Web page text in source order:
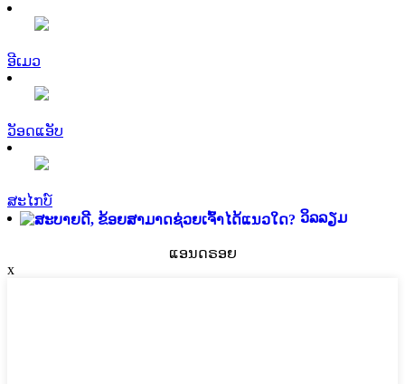
ອີເມວ
ວັອດແອັບ
ສະໄກບ໌
ວິລລຽມ
ແອນດຣອຍ
x